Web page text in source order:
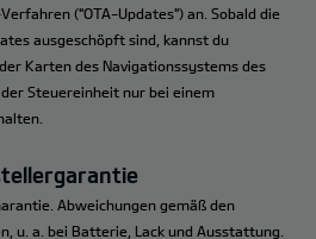
("OTA-Updates") an. Sobald die
ausgeschöpft sind, kannst du
Karten des Navigationssystems des
Steuereinheit nur bei einem
Abweichungen gemäß den
u. a. bei Batterie, Lack und Ausstattung.